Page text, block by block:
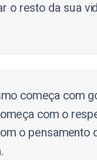
o resto da sua
começa com
com o
o pensamento